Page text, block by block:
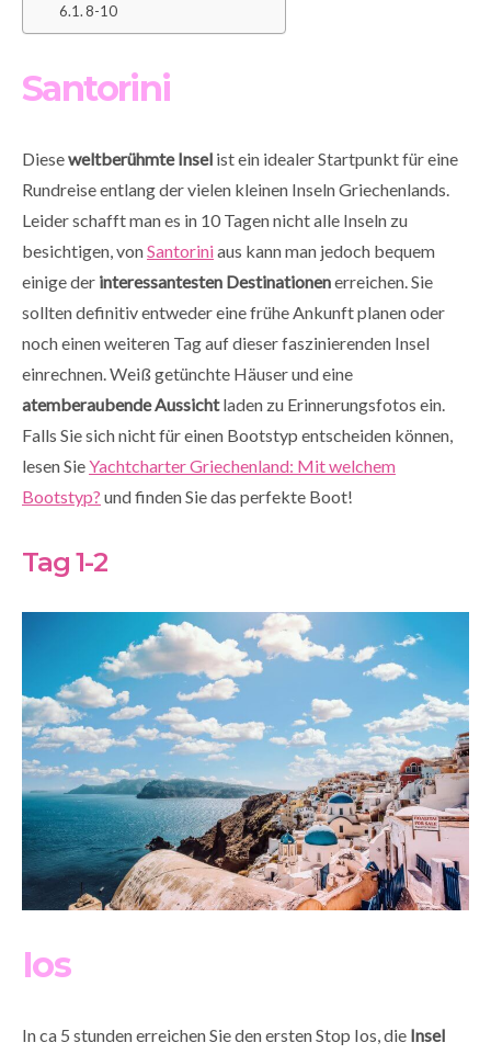
8-10
Santorini
Dieseweltberühmte Insel ist ein idealer Startpunkt für eine
Rundreise entlang der vielen kleinen Inseln Griechenlands.
Leider schafft man es in 10 Tagen nicht alle Inseln zu
besichtigen, vonSantoriniaus kann man jedoch bequem
einige der interessantesten Destinationenerreichen. Sie
sollten definitiv entweder eine frühe Ankunft planen oder
noch einen weiteren Tag auf dieser faszinierenden Insel
einrechnen. Weiß getünchte Häuser und eine
atemberaubende Aussichtladen zu Erinnerungsfotos ein.
Falls Sie sich nicht für einen Bootstyp entscheiden können,
lesen SieYachtcharter Griechenland: Mit welchem
Bootstyp? und finden Sie das perfekte Boot!
Tag 1-2
Ios
In ca 5 stunden erreichen Sie den ersten Stop Ios, die Insel